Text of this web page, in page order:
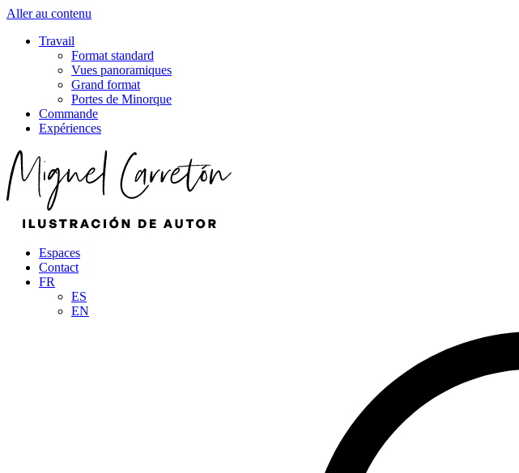
Aller au contenu
Travail
Format standard
Vues panoramiques
Grand format
Portes de Minorque
Commande
Expériences
Espaces
Contact
FR
ES
EN